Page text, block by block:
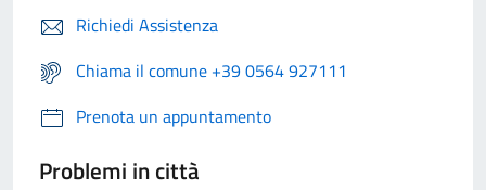
Richiedi Assistenza
Chiama il comune +39 0564 927111
Prenota un appuntamento
Problemi in città